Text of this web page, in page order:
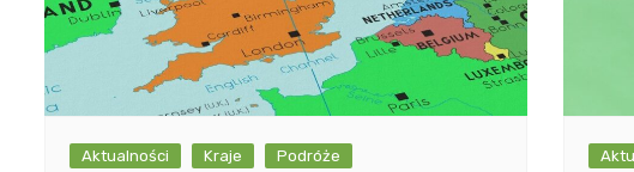
Aktualności Kraje
Podróże